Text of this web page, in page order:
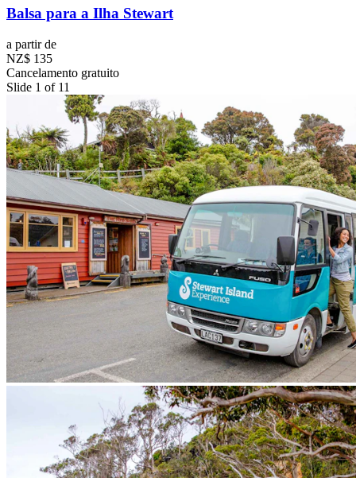
Balsa para a Ilha Stewart
a partir de
NZ$ 135
Cancelamento gratuito
Slide 1 of 11